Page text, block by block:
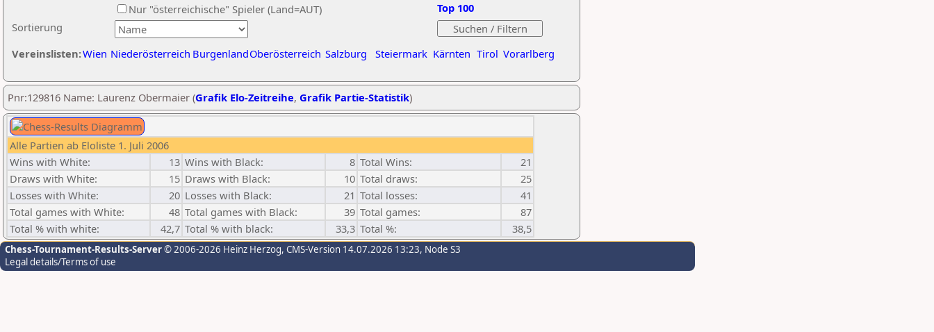
Sortierung
Nur "österreichische" Spieler (Land=AUT)
Vereinslisten:Wien Niederösterreich BurgenlandOberösterreich Salzburg Steiermark Kärnten Tirol Vorarlberg
Top 100
Pnr:129816 Name: Laurenz Obermaier (Grafik Elo-Zeitreihe, Grafik Partie-Statistik)
Alle Partien ab Eloliste 1. Juli 2006
Wins with White:
13 Wins with Black: 8 Total Wins:
21
Draws with White:
15 Draws with Black: 10 Total draws:
25
Losses with White:
20 Losses with Black: 21 Total losses:
41
Total games with White:
48 Total games with Black: 39 Total games:
87
Total % with white:
42,7 Total % with black: 33,3 Total %: 38,5
Chess-Tournament-Results-Server© 2006-2026 Heinz Herzog, CMS-Version 14.07.2026 13:23, Node S3
Legal details/Terms of use